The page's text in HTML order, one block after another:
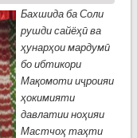
Бахшида ба Соли
рушди сайёҳӣ ва
ҳунарҳои мардумӣ
бо ибтикори
Мақомоти иҷроияи
ҳокимияти
давлатии ноҳияи
Мастчоҳ таҳти